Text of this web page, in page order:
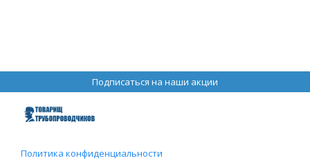
Подписаться на наши акции
Политика конфиденциальности